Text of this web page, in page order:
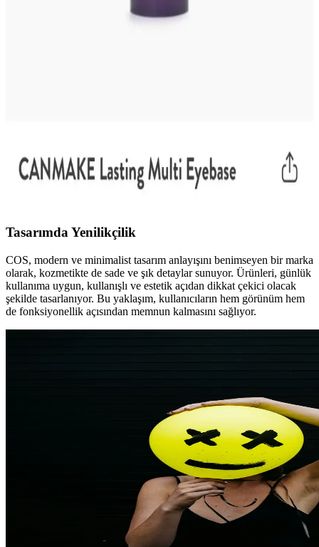
Canmake Eyebase, özellikle yağlı göz kapaklarında göz farının
kalıcılığını artıran silikon bazlı bir Japon göz bazıdır. Kullanıcılar
uzun süreli dayanıklılığını ve nemli hava koşullarında bile etkisini
Tasarımda Yenilikçilik
COS, modern ve minimalist tasarım anlayışını benimseyen bir marka
olarak, kozmetikte de sade ve şık detaylar sunuyor. Ürünleri, günlük
kullanıma uygun, kullanışlı ve estetik açıdan dikkat çekici olacak
şekilde tasarlanıyor. Bu yaklaşım, kullanıcıların hem görünüm hem
de fonksiyonellik açısından memnun kalmasını sağlıyor.